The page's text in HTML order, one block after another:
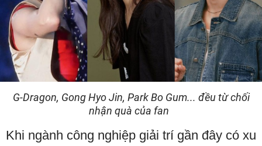
G-Dragon, Gong Hyo Jin, Park Bo Gum... đều từ chối
nhận quà của fan
Khi ngành công nghiệp giải trí gần đây có xu